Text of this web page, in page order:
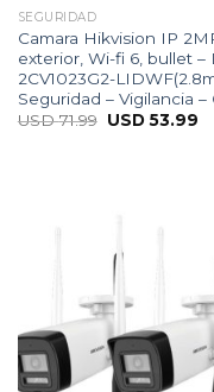
SEGURIDAD
Camara Hikvision IP
exterior, Wi-fi 6, bullet –
2CV1023G2-
Seguridad – Vigilancia –
USD71.99 USD53.99